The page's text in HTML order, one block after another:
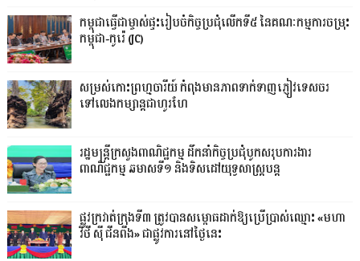
កម្ពុជាធ្វើជាម្ចាស់ផ្ទះរៀបចំកិច្ចប្រជុំលើកទី៥ នៃគណៈកម្មការចម្រុះ
កម្ពុជា-កូរ៉េ (JC)
សម្រស់កោះព្រហ្មចារីយ៍ កំពុងមានភាពទាក់ទាញភ្ញៀវទេសចរ
ទៅលេងកម្សាន្តជាហូរហែ
រដ្ឋមន្ត្រីក្រសួងពាណិជ្ជកម្ម ដឹកនាំកិច្ចប្រជុំបូកសរុបការងារ
ពាណិជ្ជកម្ម ឆមាសទី១ និងទិសដៅយុទ្ធសាស្រ្តបន្ត
ផ្លូវក្រវាត់ក្រុងទី៣ ត្រូវបានសម្ពោធដាក់ឱ្យប្រើប្រាស់ឈ្មោះ «មហា
វិថី ស៊ី ជីនពីង» ជាផ្លូវការនៅថ្ងៃនេះ